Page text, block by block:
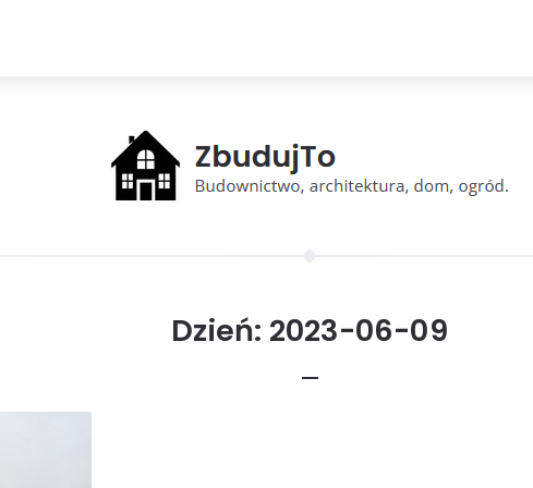
Dzień: 2023-06-09